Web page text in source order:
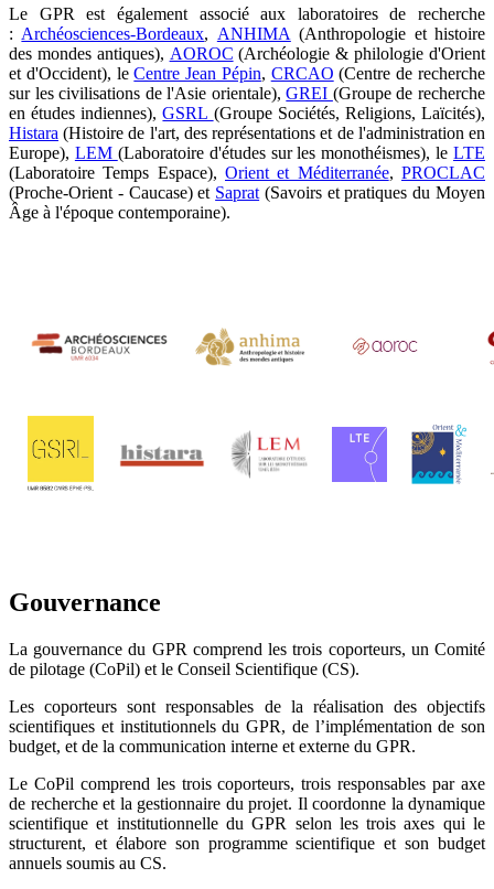
Le GPR est également associé aux laboratoires de recherche
: Archéosciences-Bordeaux, ANHIMA (Anthropologie et histoire
des mondes antiques), AOROC (Archéologie & philologie d'Orient
et d'Occident), leCentre Jean Pépin, CRCAO (Centre de recherche
sur les civilisations de l'Asie orientale),GREI (Groupe de recherche
en études indiennes),GSRL (Groupe Sociétés, Religions, Laïcités),
Histara (Histoire de l'art, des représentations et de l'administration en
Europe), LEM (Laboratoire d'études sur les monothéismes), le LTE
(Laboratoire Temps Espace), Orient et Méditerranée,PROCLAC
(Proche-Orient - Caucase) et Saprat (Savoirs et pratiques du Moyen
Âge à l'époque contemporaine).
Gouvernance
La gouvernance du GPR comprend les trois coporteurs, un Comité
de pilotage (CoPil) et le Conseil Scientifique (CS).
Les coporteurs sont responsables de la réalisation des objectifs
scientifiques et institutionnels du GPR, de l’implémentation de son
budget, et de la communication interne et externe du GPR.
Le CoPil comprend les trois coporteurs, trois responsables par axe
de recherche et la gestionnaire du projet. Il coordonne la dynamique
scientifique et institutionnelle du GPR selon les trois axes qui le
structurent, et élabore son programme scientifique et son budget
annuels soumis au CS.